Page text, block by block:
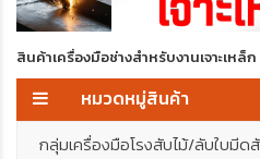
สินค้าเครื่องมือช่างสำหรับงานเจาะเหล็ก
หมวดหมู่สินค้า
กลุ่มเครื่องมือโรงสับไม้/ลับใบมีด